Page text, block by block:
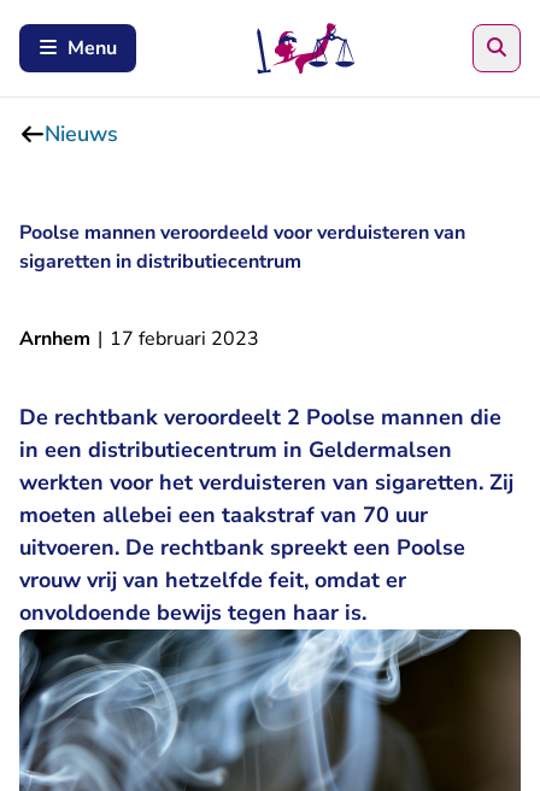
Menu
Nieuws
Poolse mannen veroordeeld voor verduisteren van
sigaretten in distributiecentrum
Arnhem | 17 februari 2023
De rechtbank veroordeelt 2 Poolse mannen die
in een distributiecentrum in Geldermalsen
werkten voor het verduisteren van sigaretten. Zij
moeten allebei een taakstraf van 70 uur
uitvoeren. De rechtbank spreekt een Poolse
vrouw vrij van hetzelfde feit, omdat er
onvoldoende bewijs tegen haar is.